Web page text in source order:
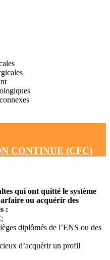
CONTINUE (CFC)
qui ont quitté le système
ou acquérir des
:
diplômés de l’ENS ou des
d’acquérir un profil